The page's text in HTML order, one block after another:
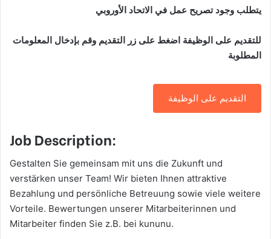
يتطلب وجود تصريح عمل في الاتحاد الأوروبي
للتقديم على الوظيفة اضغط على زر التقديم وقم بإدخال المعلومات
المطلوبة
التقديم على الوظيفة
Job Description:
Gestalten Sie gemeinsam mit uns die Zukunft und
verstärken unser Team! Wir bieten Ihnen attraktive
Bezahlung und persönliche Betreuung sowie viele weitere
Vorteile. Bewertungen unserer Mitarbeiterinnen und
Mitarbeiter finden Sie z.B. bei kununu.